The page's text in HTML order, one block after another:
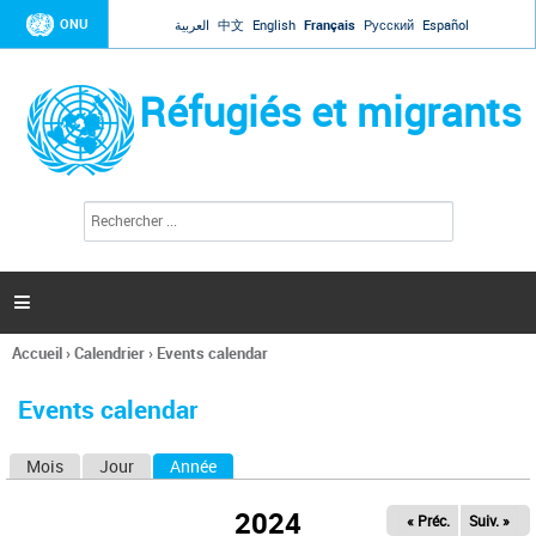
Jump to navigation
ONU العربية 中文 English Français Русский Español
Réfugiés et migrants
l
c
h
e

Vous
ici
Accueil›Calendrier› Events calendar
Events calendar
Mois Jour Année
2024 « Préc. Suiv. »